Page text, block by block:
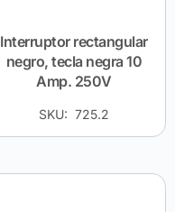
Interruptor rectangular
negro, tecla negra 10
Amp. 250V
SKU: 725.2